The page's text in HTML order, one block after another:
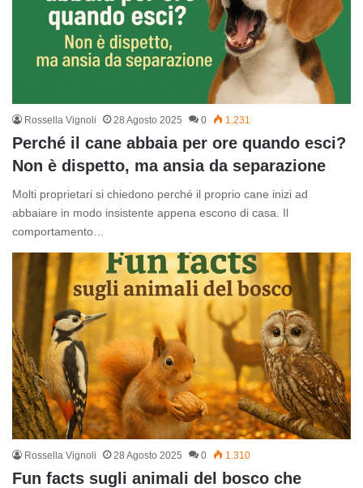
Rossella Vignoli 28 Agosto 2025 0 1.231
Perché il cane abbaia per ore quando esci?
Non è dispetto, ma ansia da separazione
Molti proprietari si chiedono perché il proprio cane inizi ad
abbaiare in modo insistente appena escono di casa. Il
comportamento…
Rossella Vignoli 28 Agosto 2025 0 1.310
Fun facts sugli animali del bosco che